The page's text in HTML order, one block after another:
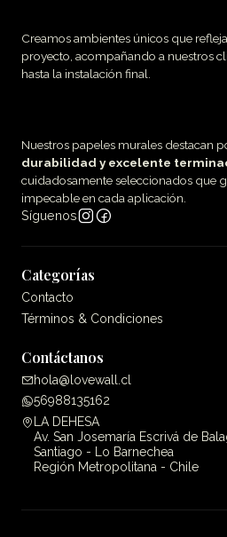
Creamos ambientes únicos que
proyecto, acompañando a nuestros
hasta la instalación final.
Nuestros papeles murales destacan
durabilidad y excelente
cuidadosamente seleccionados que
impecable en cada aplicación.
Síguenos
Categorías
Contacto
Términos & Condiciones
Contáctanos
hola@lovewall.cl
56988135162
LA DEHESA
Av. San Josemaría Escrivá de
Santiago - Lo Barnechea
Región Metropolitana - Chile